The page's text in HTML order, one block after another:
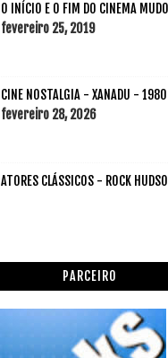
O INÍCIO E O FIM DO CINEMA MUDO
fevereiro 25, 2019
CINE NOSTALGIA - XANADU - 1980
fevereiro 28, 2026
ATORES CLÁSSICOS - ROCK
PARCEIRO